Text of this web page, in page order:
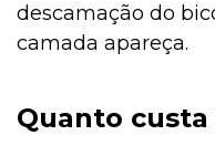
descamação do
camada apareça.
Quanto custa